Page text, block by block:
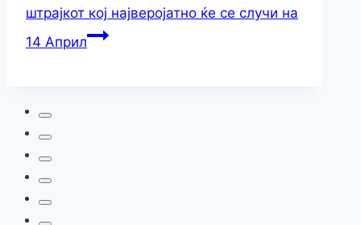
штрајкот кој најверојатно ќе се случи на
14 Април